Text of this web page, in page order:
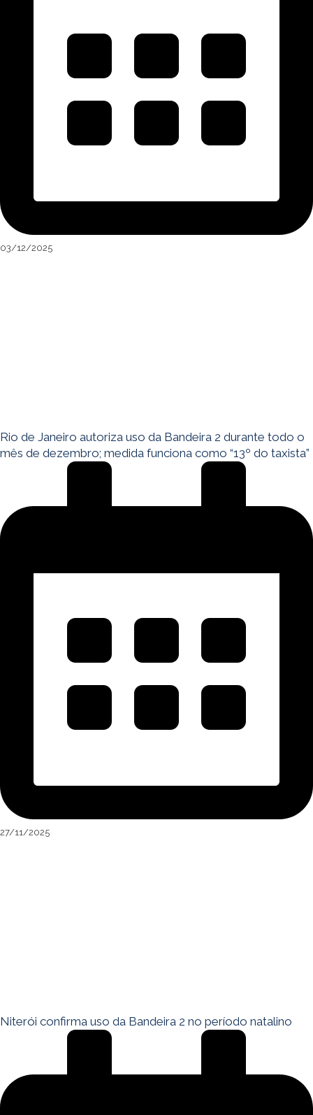
03/12/2025
Rio de Janeiro autoriza uso da Bandeira 2 durante todo o
mês de dezembro; medida funciona como “13º do taxista”
27/11/2025
Niterói confirma uso da Bandeira 2 no período natalino